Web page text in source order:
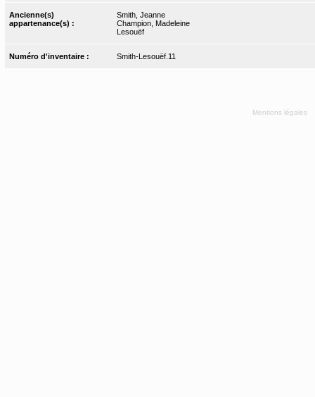
Ancienne(s)
appartenance(s) :
Smith, Jeanne
Champion, Madeleine
Lesouëf
Numéro d'inventaire : Smith-Lesouëf.11
Mentions légales